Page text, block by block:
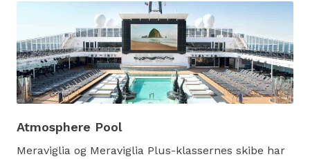
Atmosphere Pool
Meraviglia og Meraviglia Plus-klassernes skibe har